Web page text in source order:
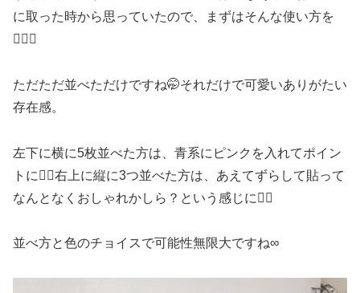
に取った時から思っていたので、まずはそんな使い方を
🙆🏻‍♀️
ただただ並べただけですね🤭それだけで可愛いありがたい
存在感。
左下に横に5枚並べた方は、青系にピンクを入れてポイン
トに☝🏻右上に縦に3つ並べた方は、あえてずらして貼って
なんとなくおしゃれかしら？という感じに☝🏻
並べ方と色のチョイスで可能性無限大ですね∞